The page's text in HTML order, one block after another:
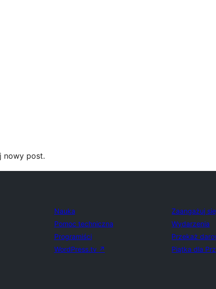
nowy post.
Nauka
Pomoc techniczna
Programiści
WordPress.tv ↗
Zaangażuj się
Wydarzenia
Przekaż
Piątka dla